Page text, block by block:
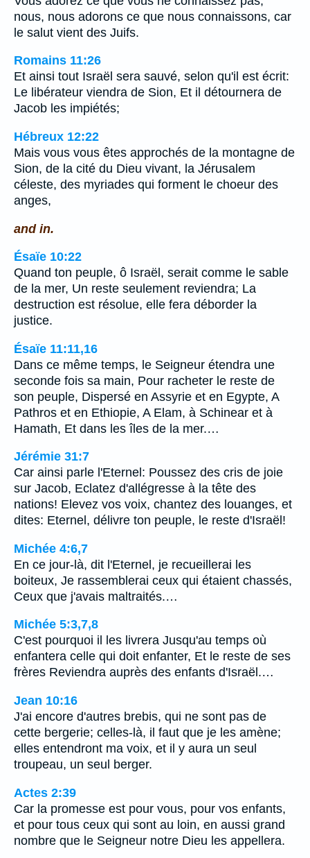
nous, nous adorons ce que nous connaissons, car
le salut vient des Juifs.
Romains 11:26
Et ainsi tout Israël sera sauvé, selon qu'il est écrit:
Le libérateur viendra de Sion, Et il détournera de
Jacob les impiétés;
Hébreux 12:22
Mais vous vous êtes approchés de la montagne de
Sion, de la cité du Dieu vivant, la Jérusalem
céleste, des myriades qui forment le choeur des
anges,
and in.
Ésaïe 10:22
Quand ton peuple, ô Israël, serait comme le sable
de la mer, Un reste seulement reviendra; La
destruction est résolue, elle fera déborder la
justice.
Ésaïe 11:11,16
Dans ce même temps, le Seigneur étendra une
seconde fois sa main, Pour racheter le reste de
son peuple, Dispersé en Assyrie et en Egypte, A
Pathros et en Ethiopie, A Elam, à Schinear et à
Hamath, Et dans les îles de la mer.…
Jérémie 31:7
Car ainsi parle l'Eternel: Poussez des cris de joie
sur Jacob, Eclatez d'allégresse à la tête des
nations! Elevez vos voix, chantez des louanges, et
dites: Eternel, délivre ton peuple, le reste d'Israël!
Michée 4:6,7
En ce jour-là, dit l'Eternel, je recueillerai les
boiteux, Je rassemblerai ceux qui étaient chassés,
Ceux que j'avais maltraités.…
Michée 5:3,7,8
C'est pourquoi il les livrera Jusqu'au temps où
enfantera celle qui doit enfanter, Et le reste de ses
frères Reviendra auprès des enfants d'Israël.…
Jean 10:16
J'ai encore d'autres brebis, qui ne sont pas de
cette bergerie; celles-là, il faut que je les amène;
elles entendront ma voix, et il y aura un seul
troupeau, un seul berger.
Actes 2:39
Car la promesse est pour vous, pour vos enfants,
et pour tous ceux qui sont au loin, en aussi grand
nombre que le Seigneur notre Dieu les appellera.